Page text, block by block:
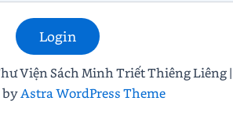
Login
Viện Sách Minh Triết Thiêng Liêng |
byAstra WordPress Theme